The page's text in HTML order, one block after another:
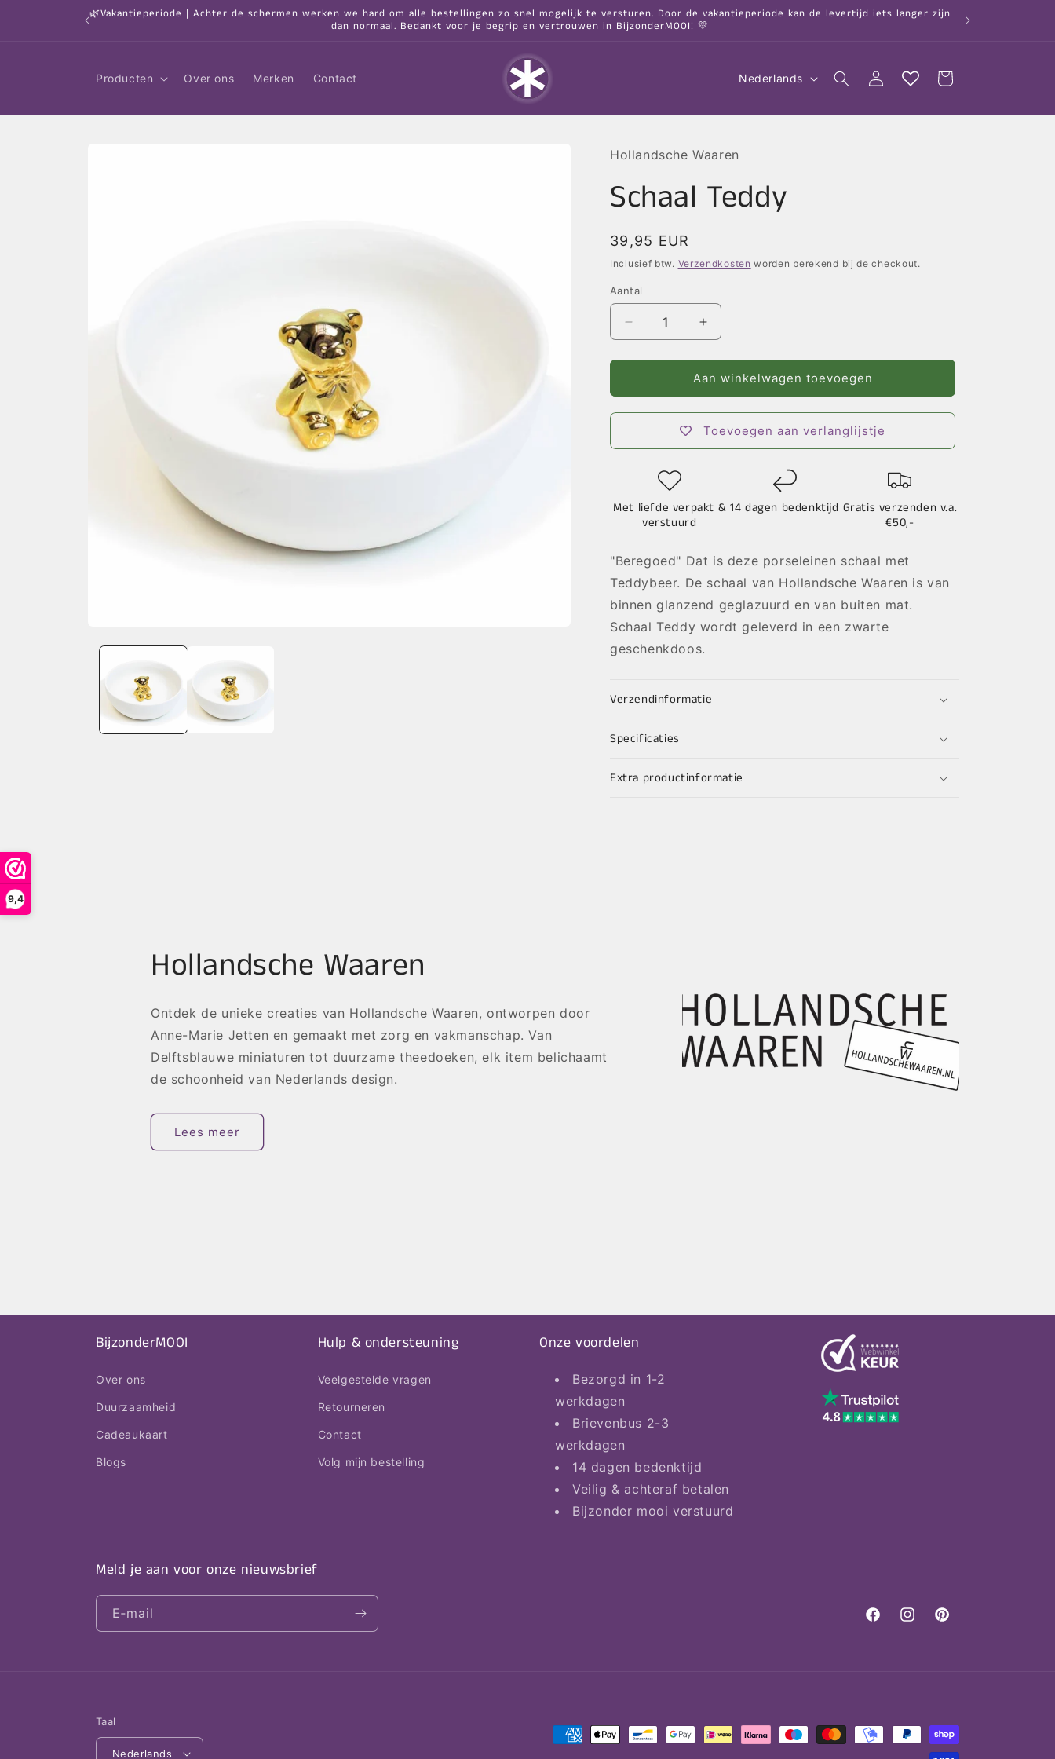
9,4
🌿Vakantieperiode | Achter de schermen werken we hard om alle bestellingen zo snel mogelijk te versturen. Door de vakantieperiode kan de levertijd iets langer zijn
dan normaal. Bedankt voor je begrip en vertrouwen in BijzonderMOOI! 💛
Producten Over ons Merken Contact
a
l
Nederlands Inloggen Winkelwagen
Hollandsche Waaren
Schaal Teddy
Normale
prijs
39,95 EUR
Inclusief btw. Verzendkosten worden berekend bij de checkout.
Aantal
Aantal
verlagen
voor
Teddy
Aantal
verhogen
voor
Schaal
Teddy
Aan winkelwagen toevoegen
Toevoegen aan verlanglijstje
Met liefde verpakt &
verstuurd
14 dagen bedenktijd Gratis verzenden v.a.
€50,-
"Beregoed" Dat is deze porseleinen schaal met
Teddybeer. De schaal van Hollandsche Waaren is van
binnen glanzend geglazuurd en van buiten mat.
Schaal Teddy wordt geleverd in een zwarte
geschenkdoos.
Verzendinformatie
Specificaties
Extra productinformatie
Hollandsche Waaren
Ontdek de unieke creaties van Hollandsche Waaren, ontworpen door
Anne-Marie Jetten en gemaakt met zorg en vakmanschap. Van
Delftsblauwe miniaturen tot duurzame theedoeken, elk item belichaamt
de schoonheid van Nederlands design.
Lees meer
BijzonderMOOI
Over ons
Duurzaamheid
Cadeaukaart
Blogs
Hulp & ondersteuning
Veelgestelde vragen
Retourneren
Contact
Volg mijn bestelling
Onze voordelen
Bezorgd in 1-2
werkdagen
Brievenbus 2-3
werkdagen
14 dagen bedenktijd
Veilig & achteraf betalen
Bijzonder mooi verstuurd
Meld je aan voor onze nieuwsbrief
E‑mail
FacebookInstagramPinterest
Taal
Nederlands
Betaalmethoden